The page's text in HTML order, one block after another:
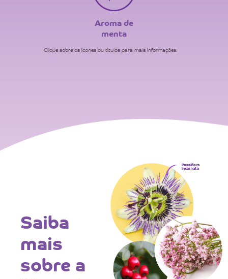
Aroma de
menta
Clique sobre os ícones ou títulos para mais informações.
Saiba
mais
sobre a